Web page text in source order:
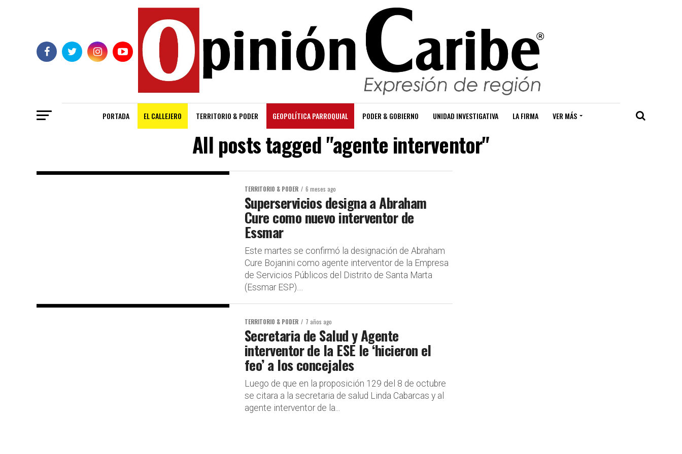
PORTADA EL CALLEJERO TERRITORIO & PODER GEOPOLÍTICA PARROQUIAL PODER & GOBIERNO UNIDAD INVESTIGATIVA LA FIRMA VER MÁS
All posts tagged "agente interventor"
TERRITORIO & PODER 6 meses ago
Superservicios designa a Abraham
Cure como nuevo interventor de
Essmar
Este martes se confirmó la designación de Abraham
Cure Bojanini como agente interventor de la Empresa
de Servicios Públicos del Distrito de Santa Marta
(Essmar ESP)....
TERRITORIO & PODER 7 años ago
Secretaria de Salud y Agente
interventor de la ESE le ‘hicieron el
feo’ a los concejales
Luego de que en la proposición 129 del 8 de octubre
se citara a la secretaria de salud Linda Cabarcas y al
agente interventor de la...